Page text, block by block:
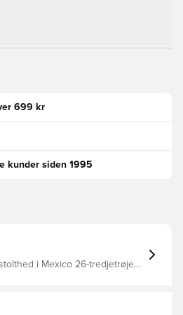
699 kr
kunder siden 1995
i Mexico 26-tredjetrøjen.
på tværs af alle adidas-